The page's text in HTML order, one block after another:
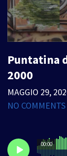
Puntatina
2000
MAGGIO 29,
NO COMMENTS
00:00